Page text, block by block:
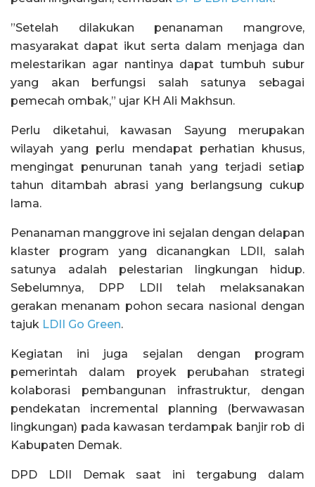
”Setelah dilakukan penanaman mangrove,
masyarakat dapat ikut serta dalam menjaga dan
melestarikan agar nantinya dapat tumbuh subur
yang akan berfungsi salah satunya sebagai
pemecah ombak,” ujar KH Ali Makhsun.
Perlu diketahui, kawasan Sayung merupakan
wilayah yang perlu mendapat perhatian khusus,
mengingat penurunan tanah yang terjadi setiap
tahun ditambah abrasi yang berlangsung cukup
lama.
Penanaman manggrove ini sejalan dengan delapan
klaster program yang dicanangkan LDII, salah
satunya adalah pelestarian lingkungan hidup.
Sebelumnya, DPP LDII telah melaksanakan
gerakan menanam pohon secara nasional dengan
tajuk LDII Go Green.
Kegiatan ini juga sejalan dengan program
pemerintah dalam proyek perubahan strategi
kolaborasi pembangunan infrastruktur, dengan
pendekatan incremental planning (berwawasan
lingkungan) pada kawasan terdampak banjir rob di
Kabupaten Demak.
DPD LDII Demak saat ini tergabung dalam